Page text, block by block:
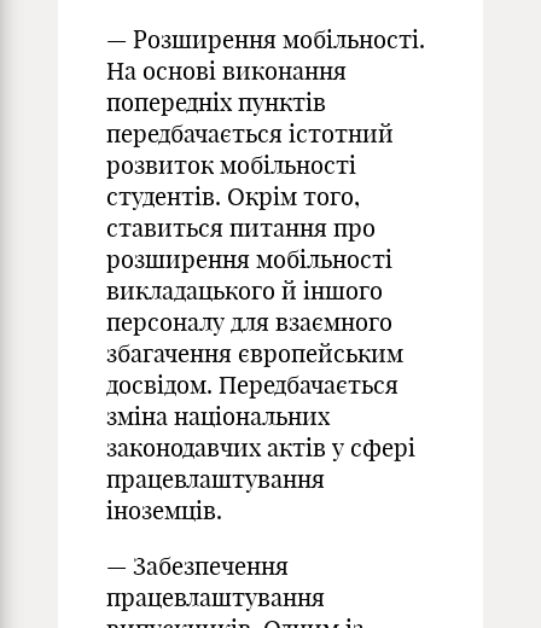
— Розширення мобільності.
На основі виконання
попередніх пунктів
передбачається істотний
розвиток мобільності
студентів. Окрім того,
ставиться питання про
розширення мобільності
викладацького й іншого
персоналу для взаємного
збагачення європейським
досвідом. Передбачається
зміна національних
законодавчих актів у сфері
працевлаштування
іноземців.
— Забезпечення
працевлаштування